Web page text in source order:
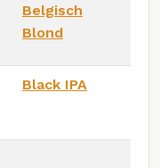
Belgisch
Blond
Black IPA